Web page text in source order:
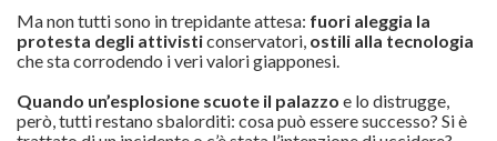
Ma non tutti sono in trepidante attesa: fuori aleggia la
protesta degli attivisticonservatori, ostili alla tecnologia
che sta corrodendo i veri valori giapponesi.
Quando un’esplosione scuote il palazzo e lo distrugge,
però, tutti restano sbalorditi: cosa può essere successo? Si è